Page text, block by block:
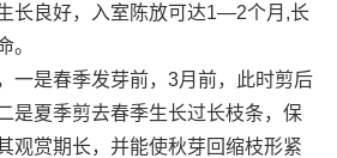
长良好，入室陈放可达1—2个月,长
。
一是春季发芽前，3月前，此时剪后
是夏季剪去春季生长过长枝条，保
观赏期长，并能使秋芽回缩枝形紧